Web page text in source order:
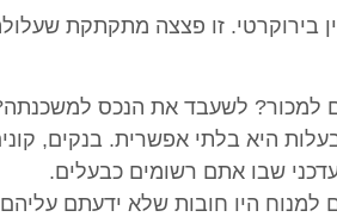
בירוקרטי. זו פצצה מתקתקת
למכור? לשעבד את הנכס
היא בלתי אפשרית. בנקים,
שבו אתם רשומים כבעלים.
למנוח היו חובות שלא ידעתם